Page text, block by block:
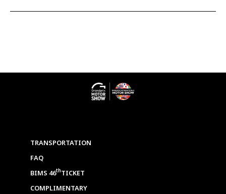
TRANSPORTATION
FAQ
BIMS 46thTICKET
COMPLIMENTARY